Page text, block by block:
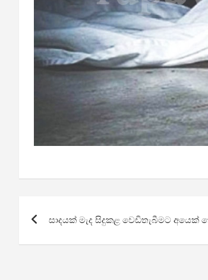
navigation
සාදයක් මැද සිදුකළ වෙඩිතැබීමට අයෙක්